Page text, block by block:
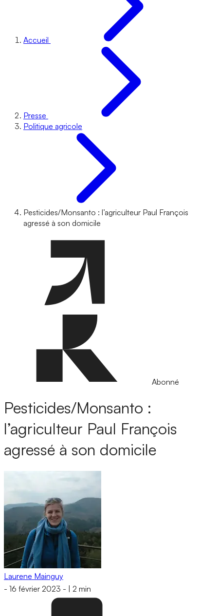
Accueil
Presse
Politique agricole
Pesticides/Monsanto : l’agriculteur Paul François
agressé à son domicile
Abonné
Pesticides/Monsanto :
l’agriculteur Paul François
agressé à son domicile
Laurene Mainguy
- 16 février 2023 - 2 min